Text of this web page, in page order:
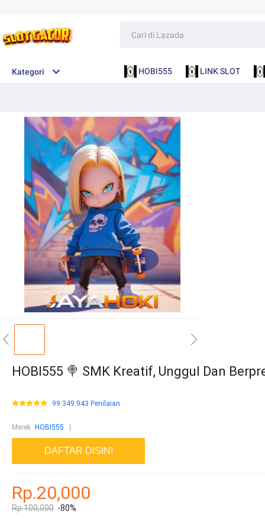
Kategori HOBI555 LINK SLOT
HOBI555 🍭 SMK Kreatif, Unggul Dan
99.349.943 Penilaian
Merek: HOBI555
DAFTAR DISINI
Rp.20,000
Rp.100,000 -80%